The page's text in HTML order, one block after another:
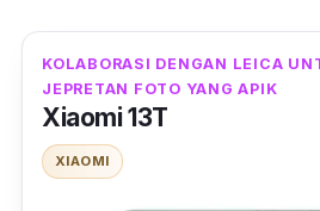
KOLABORASI DENGAN LEICA
JEPRETAN FOTO YANG APIK
Xiaomi 13T
XIAOMI